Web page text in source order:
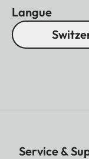
Langue
Service &